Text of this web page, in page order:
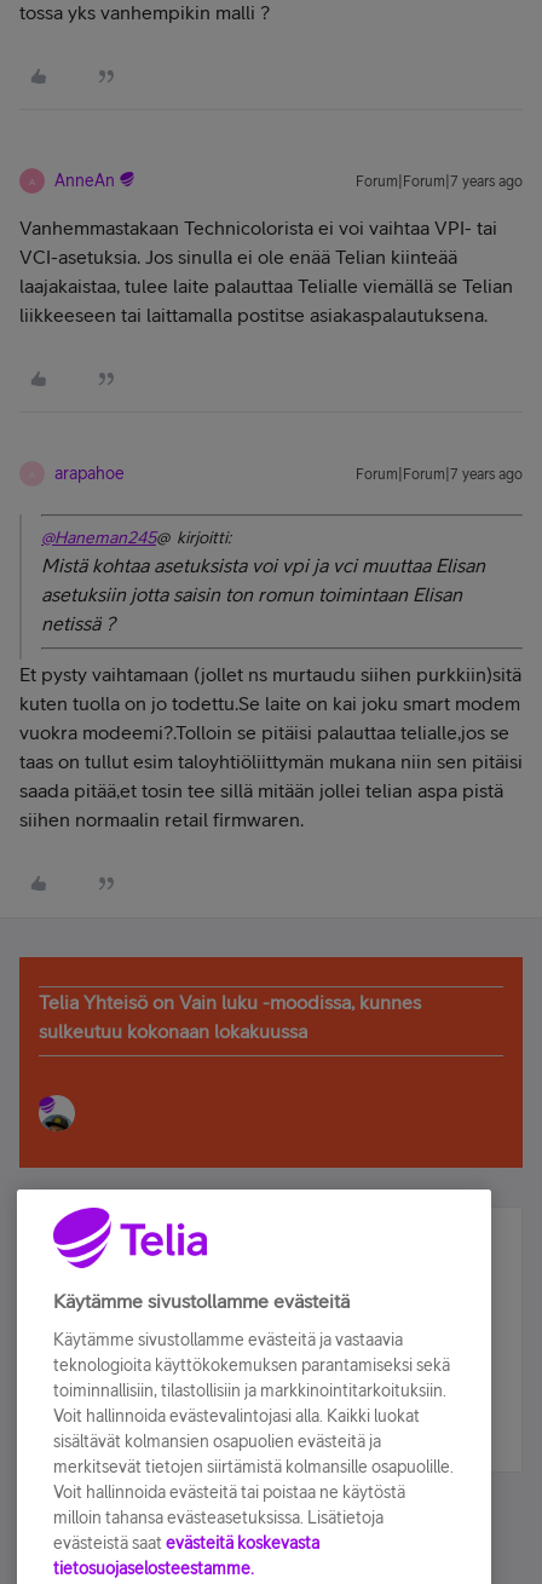
tossa yks vanhempikin malli ?
A AnneAn Forum|Forum|7 years ago
Vanhemmastakaan Technicolorista ei voi vaihtaa VPI- tai
VCI-asetuksia. Jos sinulla ei ole enää Telian kiinteää
laajakaistaa, tulee laite palauttaa Telialle viemällä se Telian
liikkeeseen tai laittamalla postitse asiakaspalautuksena.
arapahoe Forum|Forum|7 years ago
@Haneman245@ kirjoitti:
Mistä kohtaa asetuksista voi vpi ja vci muuttaa Elisan
asetuksiin jotta saisin ton romun toimintaan Elisan
netissä ?
Et pysty vaihtamaan (jollet ns murtaudu siihen purkkiin)sitä
kuten tuolla on jo todettu.Se laite on kai joku smart modem
vuokra modeemi?.Tolloin se pitäisi palauttaa telialle,jos se
taas on tullut esim taloyhtiöliittymän mukana niin sen pitäisi
saada pitää,et tosin tee sillä mitään jollei telian aspa pistä
siihen normaalin retail firmwaren.
Telia Yhteisö on Vain luku -moodissa, kunnes
sulkeutuu kokonaan lokakuussa
Älä jää paitsi – osallistu ja voita!
Tilaa Telian uutiskirje ja olet mukana arvonnassa.
sähköpostiisi.
Tilaa nyt
Käytämme sivustollamme evästeitä
Käytämme sivustollamme evästeitä ja vastaavia
teknologioita käyttökokemuksen parantamiseksi sekä
toiminnallisiin, tilastollisiin ja markkinointitarkoituksiin.
Voit hallinnoida evästevalintojasi alla. Kaikki luokat
sisältävät kolmansien osapuolien evästeitä ja
merkitsevät tietojen siirtämistä kolmansille osapuolille.
Voit hallinnoida evästeitä tai poistaa ne käytöstä
milloin tahansa evästeasetuksissa. Lisätietoja
evästeistä saat evästeitä koskevasta
tietosuojaselosteestamme.